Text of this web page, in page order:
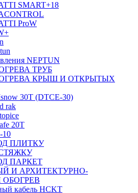
SMART+18
ProW
NEPTUN
ТРУБ
КРЫШ И ОТКРЫТЫХ
30Т (DTCE-30)
rak
20T
10
ПЛИТКУ
ПАРКЕТ
И АРХИТЕКТУРНО-
кабель НCKТ